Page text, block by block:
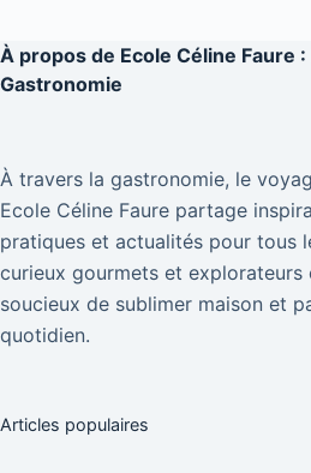
À propos de Ecole Céline Faure :
Gastronomie
À travers la gastronomie, le
Ecole Céline Faure partage
pratiques et actualités pour tous
curieux gourmets et explorateurs
soucieux de sublimer maison et
quotidien.
Articles populaires